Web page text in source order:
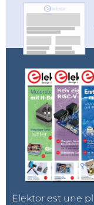
Elektor est une